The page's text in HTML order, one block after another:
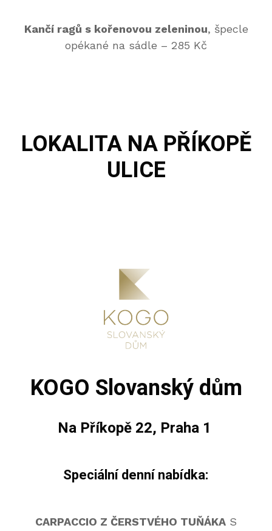
Kančí ragů s kořenovou zeleninou, špecle
opékané na sádle – 285 Kč
LOKALITA NA PŘÍKOPĚ
ULICE
KOGO Slovanský dům
Na Příkopě 22, Praha 1
Speciální denní nabídka:
CARPACCIO Z ČERSTVÉHO TUŇÁKA S